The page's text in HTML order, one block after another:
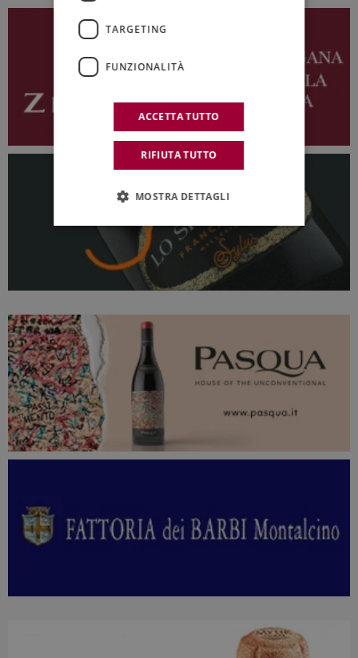
TARGETING
FUNZIONALITÀ
ACCETTA TUTTO
RIFIUTA TUTTO
MOSTRA DETTAGLI